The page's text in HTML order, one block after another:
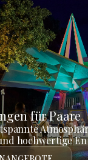
für Paare
hochwertige